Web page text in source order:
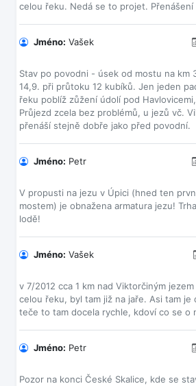
Jméno: Vašek
Stav po povodni - úsek od mostu na km
14,9. při průtoku 12 kubíků. Jen jeden
řeku poblíž zůžení údolí pod
Průjezd zcela bez problémů, u jezů vč.
Jméno: Petr
V propusti na jezu v Úpici (hned ten
mostem) je obnažena armatura jezu!
Jméno: Vašek
v 7/2012 cca 1 km nad Viktorčiným
celou řeku, byl tam již na jaře. Asi tam je
Jméno: Petr
Pozor na konci České Skalice, kde se